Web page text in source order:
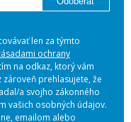
len za týmto
ochrany
na odkaz, ktorý vám
prehlasujete, že
a svojho zákonného
vašich osobných údajov.
emailom alebo